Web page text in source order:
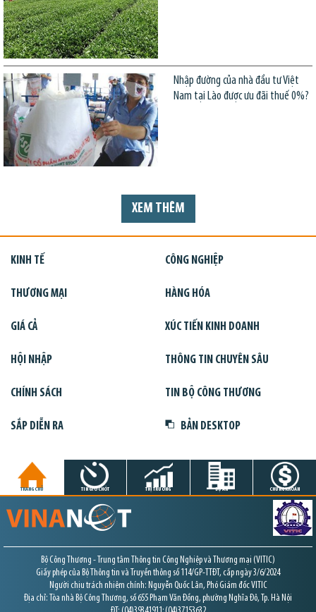
Nhập đường của nhà đầu tư Việt
Nam tại Lào được ưu đãi thuế 0%?
XEM THÊM
KINH TẾ CÔNG NGHIỆP
THƯƠNG MẠI HÀNG HÓA
GIÁ CẢ XÚC TIẾN KINH DOANH
HỘI NHẬP THÔNG TIN CHUYÊN SÂU
CHÍNH SÁCH TIN BỘ CÔNG THƯƠNG
SẮP DIỄN RA BẢN DESKTOP
TRANG CHỦ TIN GIỜ CHÓT THỊ TRƯỜNG DỰ ÁN CHỨNG KHOÁN
Bộ Công Thương - Trung tâm Thông tin Công Nghiệp và Thương mại (VITIC)
Giấy phép của Bộ Thông tin và Truyền thông số 114/GP-TTĐT, cấp ngày 3/6/2024
Người chịu trách nhiệm chính: Nguyễn Quốc Lân, Phó Giám đốc VITIC
Địa chỉ: Tòa nhà Bộ Công Thương, số 655 Phạm Văn Đồng, phường Nghĩa Đô, Tp. Hà Nội